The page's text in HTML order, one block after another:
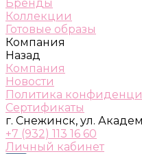
Бренды
Коллекции
Готовые образы
Компания
Назад
Компания
Новости
Политика
Сертификаты
г. Снежинск, ул.
+7 (932) 113 16 60
Личный кабинет